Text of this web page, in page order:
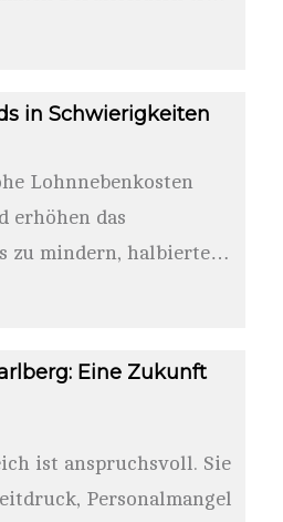
in Schwierigkeiten
Lohnnebenkosten
erhöhen das
zu mindern, halbierte
Eine Zukunft
ist anspruchsvoll. Sie
Personalmangel